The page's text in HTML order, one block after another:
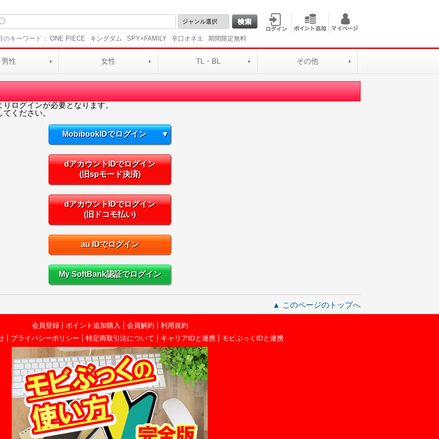
のキーワード： ONE PIECE キングダム SPY×FAMILY 辛口オネエ 期間限定無料
男性 女性 TL・BL その他
ログインが必要となります。
ください。
MobibookIDでログイン ▼
dアカウントIDでログイン
(旧spモード決済)
dアカウントIDでログイン
(旧ドコモ払い)
au IDでログイン
My SoftBank認証でログイン
▲ このページのトップへ
会員登録 ポイント追加購入 会員解約
利用規約
プライバシーポリシー 特定商取引法について キャリアIDと連携 モビぶっくIDと連携